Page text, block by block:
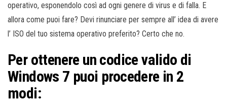
operativo, esponendolo così ad ogni genere di virus e di falla. E
allora come puoi fare? Devi rinunciare per sempre all’ idea di avere
l’ ISO del tuo sistema operativo preferito? Certo che no.
Per ottenere un codice valido di
Windows 7 puoi procedere in 2
modi: